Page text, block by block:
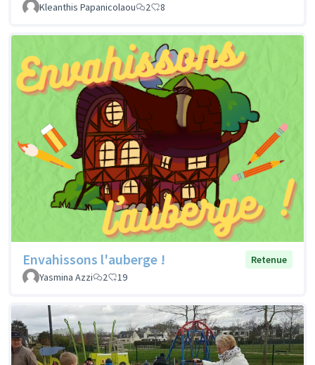
Kleanthis Papanicolaou 2 8
Envahissons l'auberge !
Retenue
Yasmina Azzi
2 19